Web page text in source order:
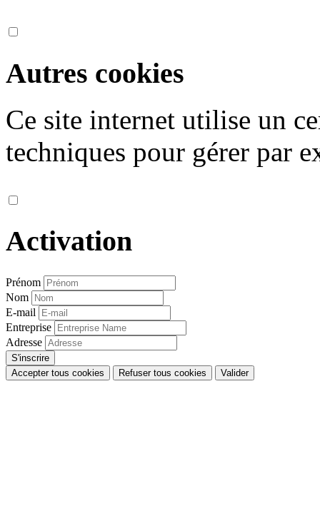
Autres cookies
Ce site internet utilise un
techniques pour gérer par
Activation
Prénom
Nom
E-mail
Entreprise
Adresse
Accepter tous cookies Refuser tous cookies Valider